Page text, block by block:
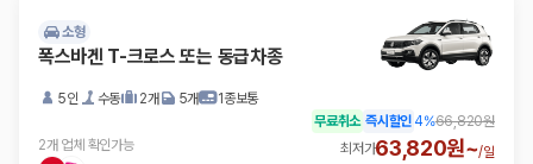
소형
폭스바겐 T-크로스 또는 동급차종
5인 수동 2개 5개 1종보통
2개 업체 확인가능
무료취소 즉시할인 4%66,820원
최저가63,820원~/일